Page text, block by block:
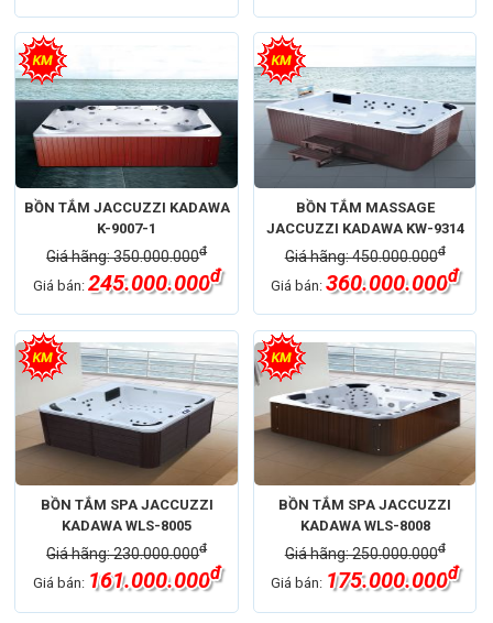
BỒN TẮM JACCUZZI KADAWA
K-9007-1
Giá hãng: 350.000.000đ
Giá bán: 245.000.000đ
BỒN TẮM MASSAGE
JACCUZZI KADAWA KW-9314
Giá hãng: 450.000.000đ
Giá bán:360.000.000đ
BỒN TẮM SPA JACCUZZI
KADAWA WLS-8005
Giá hãng: 230.000.000đ
Giá bán: 161.000.000đ
BỒN TẮM SPA JACCUZZI
KADAWA WLS-8008
Giá hãng: 250.000.000đ
Giá bán: 175.000.000đ